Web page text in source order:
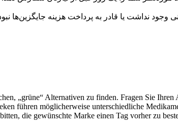
وجود نداشت یا قادر به پرداخت هزینه جایگزین‌ها
„grüne“ Alternativen zu finden. Fragen Sie
führen möglicherweise unterschiedliche
die gewünschte Marke einen Tag vorher zu